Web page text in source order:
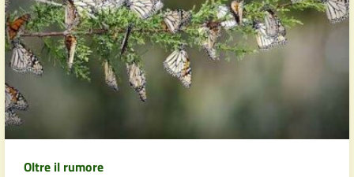
Oltre il rumore